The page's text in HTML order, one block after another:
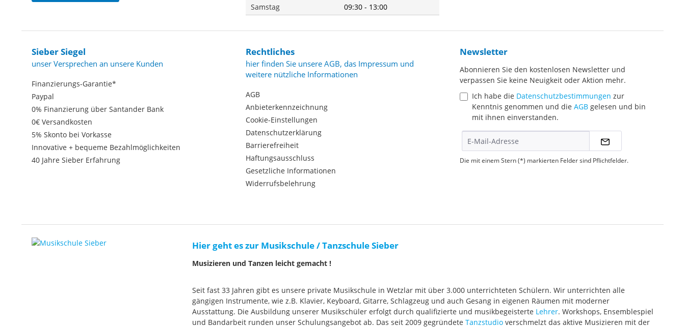
Samstag
09:30 - 13:00
Sieber Siegel
unser Versprechen an unsere Kunden
Finanzierungs-Garantie*
Paypal
0% Finanzierung über Santander Bank
0€ Versandkosten
5% Skonto bei Vorkasse
Innovative + bequeme Bezahlmöglichkeiten
40 Jahre Sieber Erfahrung
Rechtliches
hier finden Sie unsere AGB, das Impressum und
weitere nützliche Informationen
AGB
Anbieterkennzeichnung
Cookie-Einstellungen
Datenschutzerklärung
Barrierefreiheit
Haftungsausschluss
Gesetzliche Informationen
Widerrufsbelehrung
Newsletter
Abonnieren Sie den kostenlosen Newsletter und
verpassen Sie keine Neuigkeit oder Aktion mehr.
Ich habe die Datenschutzbestimmungen zur
Kenntnis genommen und die AGB gelesen und bin
mit ihnen einverstanden.
Die mit einem Stern (*) markierten Felder sind Pflichtfelder.
Hier geht es zur Musikschule / Tanzschule Sieber
Musizieren und Tanzen leicht gemacht !
Seit fast 33 Jahren gibt es unsere private Musikschule in Wetzlar mit über 3.000 unterrichteten Schülern. Wir unterrichten alle
gängigen Instrumente, wie z.B. Klavier, Keyboard, Gitarre, Schlagzeug und auch Gesang in eigenen Räumen mit moderner
Ausstattung. Die Ausbildung unserer Musikschüler erfolgt durch qualifizierte und musikbegeisterte Lehrer. Workshops, Ensemblespiel
und Bandarbeit runden unser Schulungsangebot ab. Das seit 2009 gegründete Tanzstudio verschmelzt das aktive Musizieren mit der